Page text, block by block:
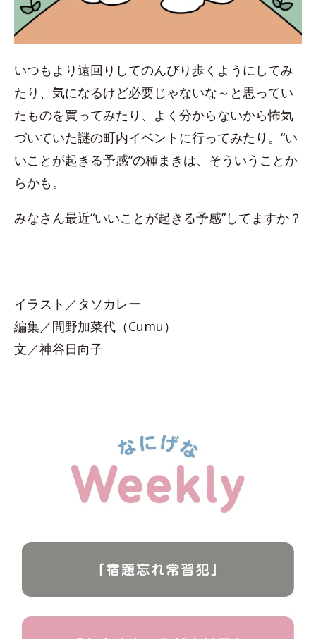
いつもより遠回りしてのんびり歩くようにしてみ
たり、気になるけど必要じゃないな～と思ってい
たものを買ってみたり、よく分からないから怖気
づいていた謎の町内イベントに行ってみたり。“い
いことが起きる予感”の種まきは、そういうことか
らかも。
みなさん最近“いいことが起きる予感”してますか？
イラスト／タソカレー
編集／間野加菜代（Cumu）
文／神谷日向子